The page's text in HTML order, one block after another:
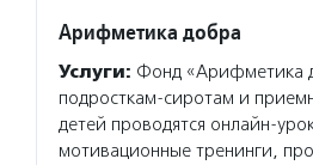
Арифметика добра
Услуги: Фонд «Арифметика
подросткам-сиротам и
детей проводятся онлайн-
мотивационные тренинги,